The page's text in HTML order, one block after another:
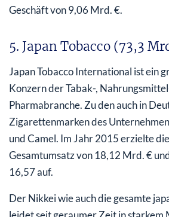
Geschäft von 9,06 Mrd. €.
5. Japan Tobacco (73,3
Japan Tobacco International ist ein
Konzern der Tabak-,
Pharmabranche. Zu den auch in
Zigarettenmarken des
und Camel. Im Jahr 2015 erzielte
Gesamtumsatz von 18,12 Mrd. €
16,57 auf.
Der Nikkei wie auch die gesamte